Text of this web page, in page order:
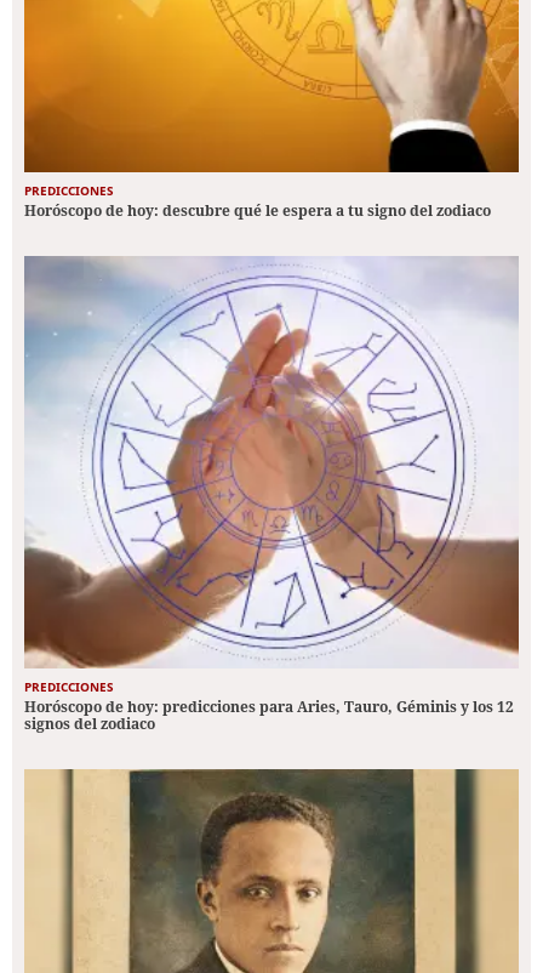
PREDICCIONES
Horóscopo de hoy: descubre qué le espera a tu signo del zodiaco
PREDICCIONES
Horóscopo de hoy: predicciones para Aries, Tauro, Géminis y los 12
signos del zodiaco